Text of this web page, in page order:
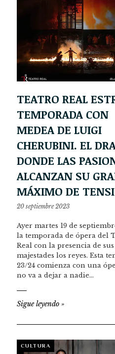
TEATRO REAL
TEMPORADA CON
MEDEA DE LUIGI
CHERUBINI. EL
DONDE LAS
ALCANZAN SU
MÁXIMO DE
20 septiembre 2023
Ayer martes 19 de
la temporada de ópera del
Real con la presencia de sus
majestades los reyes. Esta
23/24 comienza con una
no va a dejar a nadie…
Sigue leyendo »
CULTURA